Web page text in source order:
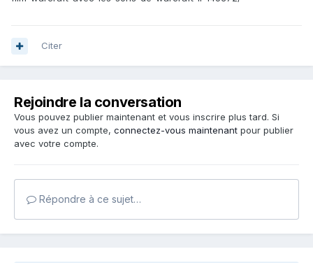
Citer
Rejoindre la conversation
Vous pouvez publier maintenant et vous inscrire plus tard. Si
vous avez un compte, connectez-vous maintenant pour publier
avec votre compte.
Répondre à ce sujet…